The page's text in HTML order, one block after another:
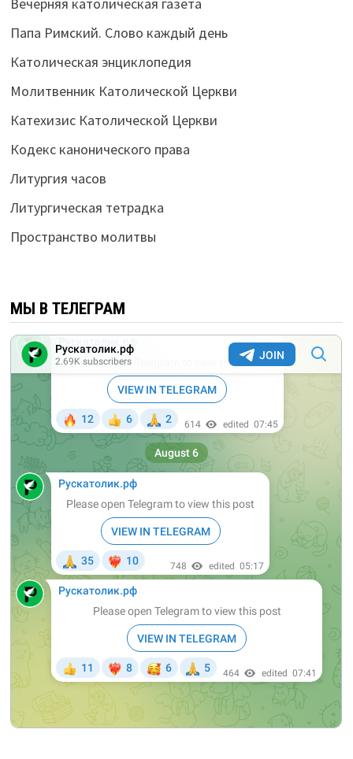
Папа Римский. Слово каждый день
Католическая энциклопедия
Молитвенник Католической Церкви
Катехизис Католической Церкви
Кодекс канонического права
Литургия часов
Литургическая тетрадка
Пространство молитвы
МЫ В ТЕЛЕГРАМ